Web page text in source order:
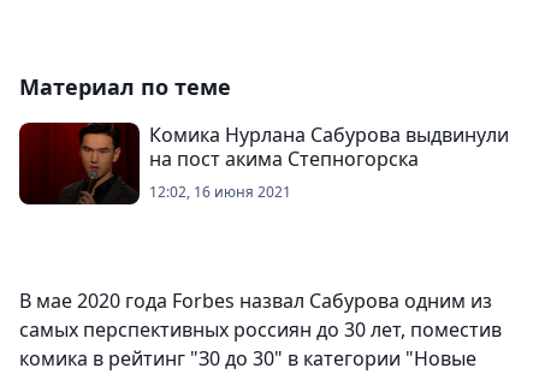
Материал по теме
Комика Нурлана Сабурова выдвинули
на пост акима Степногорска
12:02, 16 июня 2021
В мае 2020 года Forbes назвал Сабурова одним из
самых перспективных россиян до 30 лет, поместив
комика в рейтинг "З0 до 30" в категории "Новые